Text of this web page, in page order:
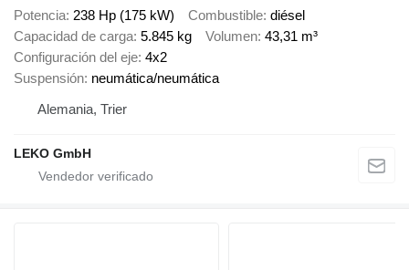
Potencia 238 Hp (175 kW) Combustible diésel
Capacidad de carga 5.845 kg Volumen 43,31 m³
Configuración del eje 4x2
Suspensión neumática/neumática
Alemania, Trier
LEKO GmbH